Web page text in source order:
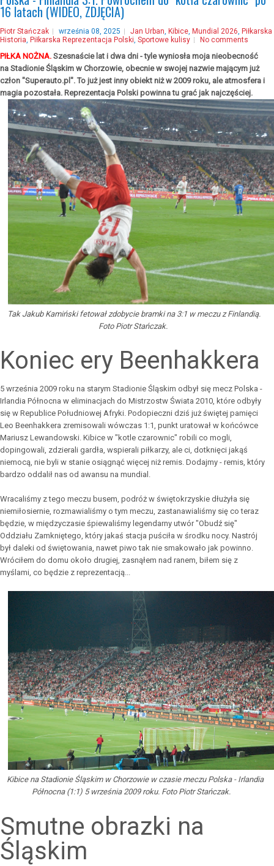
16 latach (WIDEO, ZDJĘCIA)
Piotr Stańczak września 08, 2025 Jan Urban, Kibice, Mundial 2026, Piłkarska
Historia, Piłkarska Reprezentacja Polski, Sportowe kulisy No comments
PIŁKA NOŻNA. Szesnaście lat i dwa dni - tyle wyniosła moja nieobecność
na Stadionie Śląskim w Chorzowie, obecnie w swojej nazwie mającym już
człon "Superauto.pl". To już jest inny obiekt niż w 2009 roku, ale atmosfera i
magia pozostała. Reprezentacja Polski powinna tu grać jak najczęściej.
Tak Jakub Kamiński fetował zdobycie bramki na 3:1 w meczu z Finlandią.
Foto Piotr Stańczak.
Koniec ery Beenhakkera
5 września 2009 roku na starym Stadionie Śląskim odbył się mecz Polska -
Irlandia Północna w eliminacjach do Mistrzostw Świata 2010, które odbyły
się w Republice Południowej Afryki. Podopieczni dziś już świętej pamięci
Leo Beenhakkera zremisowali wówczas 1:1, punkt uratował w końcówce
Mariusz Lewandowski. Kibice w "kotle czarownic" robili co mogli,
dopingowali, zdzierali gardła, wspierali piłkarzy, ale ci, dotknięci jakąś
niemocą, nie byli w stanie osiągnąć więcej niż remis. Dodajmy - remis, który
bardzo oddalił nas od awansu na mundial.
Wracaliśmy z tego meczu busem, podróż w świętokrzyskie dłużyła się
niemiłosiernie, rozmawialiśmy o tym meczu, zastanawialiśmy się co teraz
będzie, w międzyczasie śpiewaliśmy legendarny utwór "Obudź się"
Oddziału Zamkniętego, który jakaś stacja puściła w środku nocy. Nastrój
był daleki od świętowania, nawet piwo tak nie smakowało jak powinno.
Wróciłem do domu około drugiej, zasnąłem nad ranem, biłem się z
myślami, co będzie z reprezentacją...
Kibice na Stadionie Śląskim w Chorzowie w czasie meczu Polska - Irlandia
Północna (1:1) 5 września 2009 roku. Foto Piotr Stańczak.
Smutne obrazki na
Śląskim